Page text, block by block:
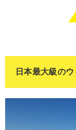
日本最大級の